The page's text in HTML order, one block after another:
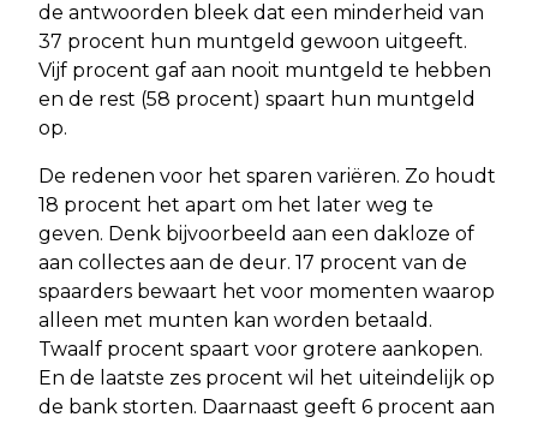
de antwoorden bleek dat een minderheid van
37 procent hun muntgeld gewoon uitgeeft.
Vijf procent gaf aan nooit muntgeld te hebben
en de rest (58 procent) spaart hun muntgeld
op.
De redenen voor het sparen variëren. Zo houdt
18 procent het apart om het later weg te
geven. Denk bijvoorbeeld aan een dakloze of
aan collectes aan de deur. 17 procent van de
spaarders bewaart het voor momenten waarop
alleen met munten kan worden betaald.
Twaalf procent spaart voor grotere aankopen.
En de laatste zes procent wil het uiteindelijk op
de bank storten. Daarnaast geeft 6 procent aan